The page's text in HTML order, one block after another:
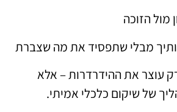
מול הזוכה
מבלי שתפסיד את מה שצברת
עוצר את ההידרדרות – אלא
של שיקום כלכלי אמיתי.